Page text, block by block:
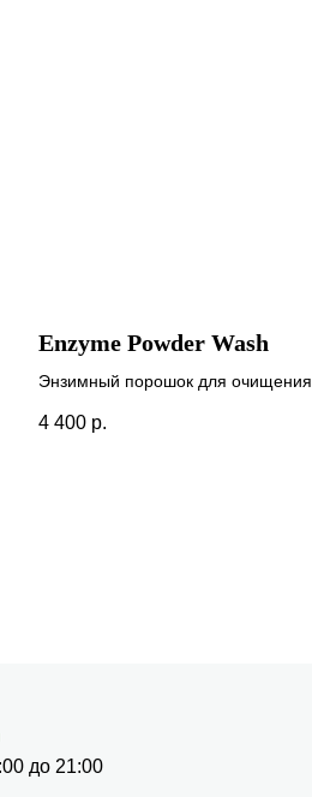
Enzyme Powder Wash
Энзимный порошок для очищения
4 400 р.
до 21:00